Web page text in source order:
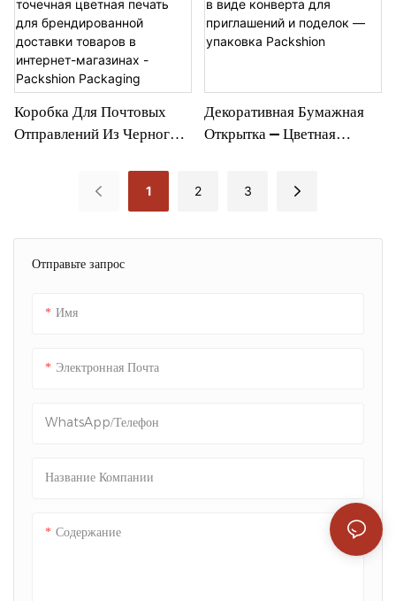
Отправьте запрос
Имя
Электронная Почта
WhatsApp/телефон
Название Компании
Содержание
Коробка Для Почтовых
Отправлений Из Черного
Нестандартного Размера -
Точечная Цветная Печать
Доставки Товаров В
Интернет-Магазинах -
Декоративная Бумажная
Открытка — Цветная
Поделок — Упаковка
1 2 3